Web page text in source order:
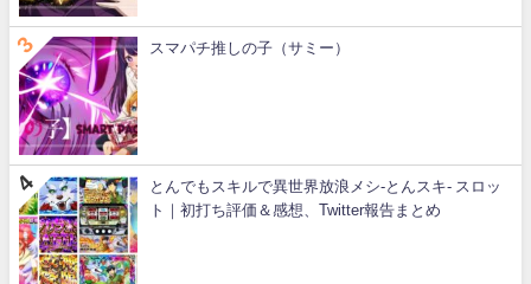
スマパチ推しの子（サミー）
とんでもスキルで異世界放浪メシ-とんスキ- スロッ
ト｜初打ち評価＆感想、Twitter報告まとめ